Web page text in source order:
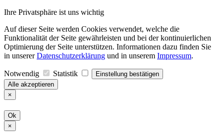
Ihre Privatsphäre ist uns wichtig
Auf dieser Seite werden Cookies verwendet, welche die
Funktionalität der Seite gewährleisten und bei der kontinuierlichen
Optimierung der Seite unterstützen. Informationen dazu finden Sie
in unsererDatenschutzerklärung und in unserem Impressum.
Notwendig Statistik
Einstellung bestätigen
Alle akzeptieren
×
Ok
×